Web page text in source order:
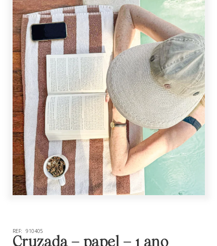
REF: 910405
Cruzada – papel – 1 ano